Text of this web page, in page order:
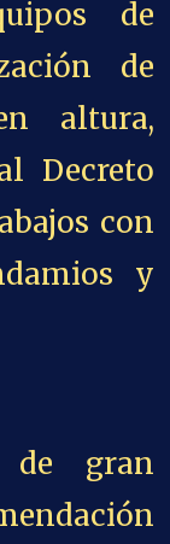
de
de
altura,
Decreto
con
y
de gran